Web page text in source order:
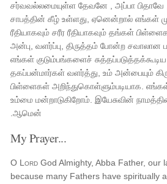
சர்வவல்லமையுள்ள தேவனே , அப்பா பிதாவே
சாபத்தின் கீழ் உள்ளது, ஏனென்றால் எங்கள்
ரீதியாகவும் சரீர ரீதியாகவும் தங்கள்
அன்பு, வளர்ப்பு, திருத்தம் போன்ற
எங்கள் குடும்பங்களைச்
தகப்பன்மார்கள் வளர்த்து, உம் அன்பையும்
பிள்ளைகள் அறிந்துகொள்ளும்படியாக. எங்கள்
உம்மை மன்றாடுகிறோம். இயேசுவின்
.ஆமென்
My Prayer...
O Lord God Almighty, Abba Father, our
because many Fathers have spiritually